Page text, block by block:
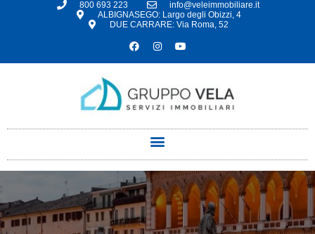
800 693 223
info@veleimmobiliare.it
ALBIGNASEGO: Largo degli Obizzi, 4
DUE CARRARE: Via Roma, 52